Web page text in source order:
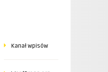
Kanał wpisów